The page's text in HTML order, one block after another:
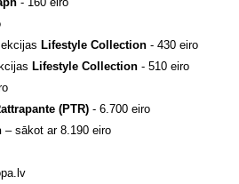
Lifestyle Collection - 430 eiro
Lifestyle Collection - 510 eiro
(PTR) - 6.700 eiro
– sākot ar 8.190 eiro